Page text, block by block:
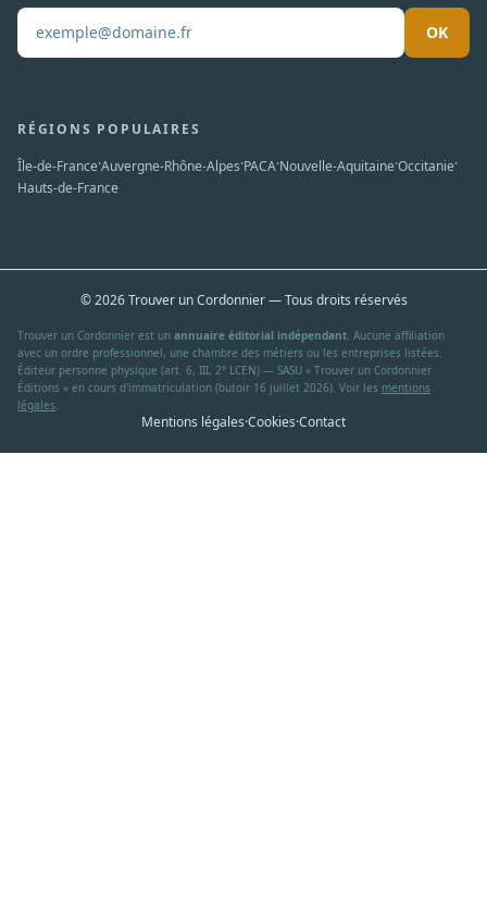
OK
RÉGIONS POPULAIRES
Île-de-France·Auvergne-Rhône-Alpes·PACA·Nouvelle-Aquitaine·Occitanie·
Hauts-de-France
© 2026 Trouver un Cordonnier — Tous droits réservés
Trouver un Cordonnier est un annuaire éditorial indépendant . Aucune affiliation
avec un ordre professionnel, une chambre des métiers ou les entreprises listées.
Éditeur personne physique (art. 6, III, 2° LCEN) — SASU « Trouver un Cordonnier
Éditions » en cours d'immatriculation (butoir 16 juillet 2026). Voir les mentions
légales
Mentions légales·Cookies·Contact